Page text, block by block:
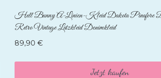
Hell Bunny A-Linien-Kleid Dakota Pinafore
Retro Vintage Latzkleid Denimkleid
89,90€
Jetzt kaufen